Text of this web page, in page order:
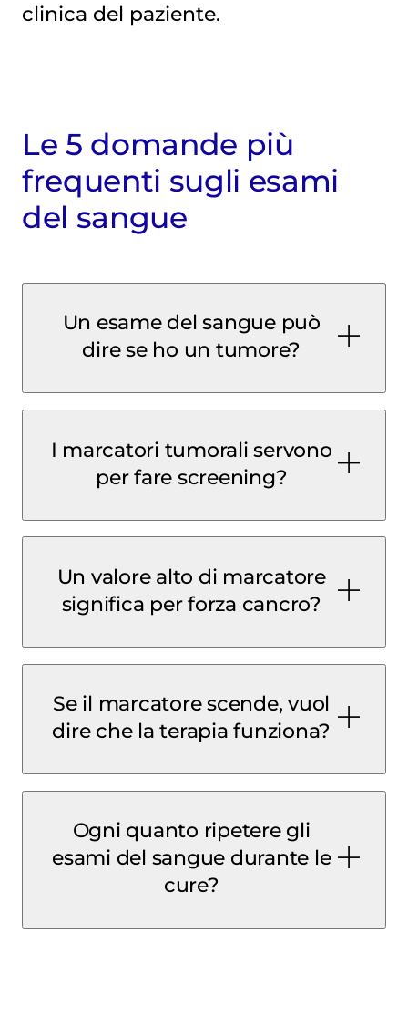
clinica del paziente.
Le 5 domande più
frequenti sugli esami
del sangue
Un esame del sangue può
dire se ho un tumore?
I marcatori tumorali servono
per fare screening?
Un valore alto di marcatore
significa per forza cancro?
Se il marcatore scende, vuol
dire che la terapia funziona?
Ogni quanto ripetere gli
esami del sangue durante le
cure?